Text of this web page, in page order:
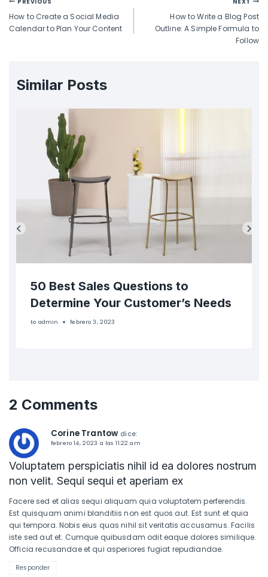
How to Create a Social Media
Calendar to Plan Your Content
How to Write a Blog Post
Outline: A Simple Formula to
Follow
Similar Posts
50 Best Sales Questions to
Determine Your Customer’s Needs
to admin febrero 3, 2023
2 Comments
Corine Trantow dice:
febrero 14, 2023 a las 11:22 am
Voluptatem perspiciatis nihil id ea dolores nostrum
non velit. Sequi sequi et aperiam ex
Facere sed et alias sequi aliquam quia voluptatem perferendis.
Est quisquam animi blanditiis non est quos aut. Est sunt et quia
qui tempora. Nobis eius quas nihil sit veritatis accusamus. Facilis
iste sed aut et. Cumque quibusdam odit eaque dolores similique.
Officia recusandae et qui asperiores fugiat repudiandae.
Responder